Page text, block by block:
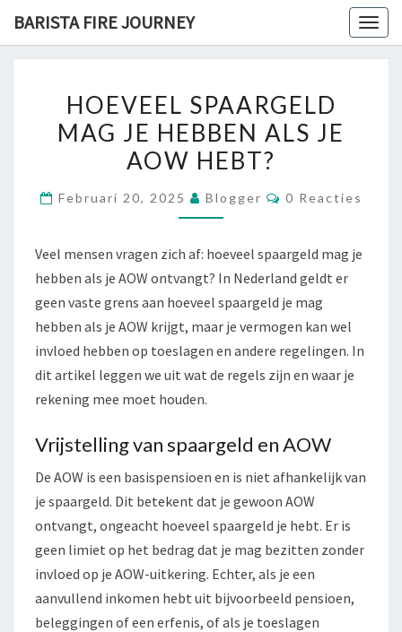
content
BARISTA FIRE JOURNEY
SPAARGELD
MAG
JE
ALS
AOW
HEBT?
HOEVEEL SPAARGELD
MAG JE HEBBEN ALS JE
AOW HEBT?
Februari 20, 2025 Blogger Reacties
0 Reacties
Veel mensen vragen zich af: hoeveel spaargeld mag je
hebben als je AOW ontvangt? In Nederland geldt er
geen vaste grens aan hoeveel spaargeld je mag
hebben als je AOW krijgt, maar je vermogen kan wel
invloed hebben op toeslagen en andere regelingen. In
dit artikel leggen we uit wat de regels zijn en waar je
rekening mee moet houden.
Vrijstelling van spaargeld en AOW
De AOW is een basispensioen en is niet afhankelijk van
je spaargeld. Dit betekent dat je gewoon AOW
ontvangt, ongeacht hoeveel spaargeld je hebt. Er is
geen limiet op het bedrag dat je mag bezitten zonder
invloed op je AOW-uitkering. Echter, als je een
aanvullend inkomen hebt uit bijvoorbeeld pensioen,
beleggingen of een erfenis, of als je toeslagen